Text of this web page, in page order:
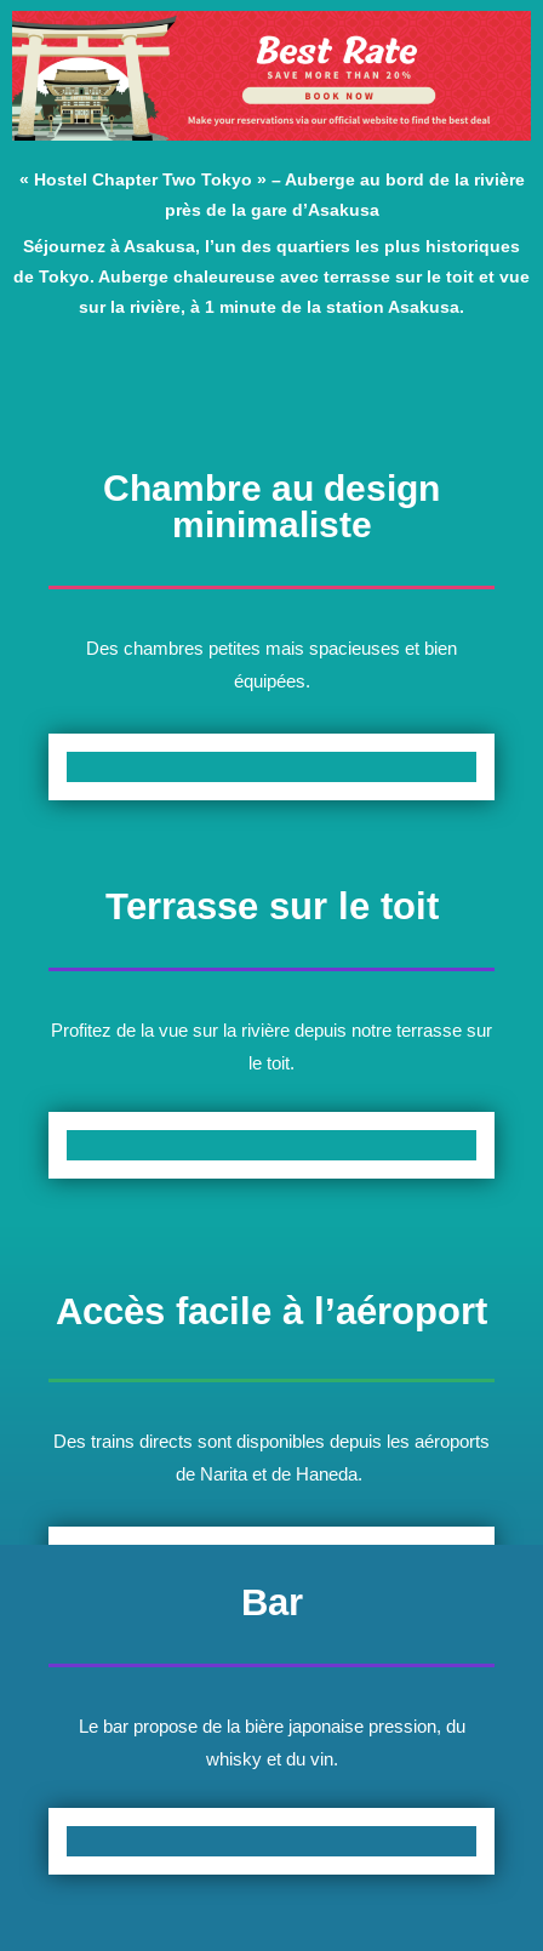
« Hostel Chapter Two Tokyo » – Auberge au bord de la rivière
près de la gare d’Asakusa
Séjournez à Asakusa, l’un des quartiers les plus historiques
de Tokyo. Auberge chaleureuse avec terrasse sur le toit et vue
sur la rivière, à 1 minute de la station Asakusa.
Chambre au design
minimaliste
Des chambres petites mais spacieuses et bien
équipées.
Terrasse sur le toit
Profitez de la vue sur la rivière depuis notre terrasse sur
le toit.
Accès facile à l’aéroport
Des trains directs sont disponibles depuis les aéroports
de Narita et de Haneda.
Bar
Le bar propose de la bière japonaise pression, du
whisky et du vin.